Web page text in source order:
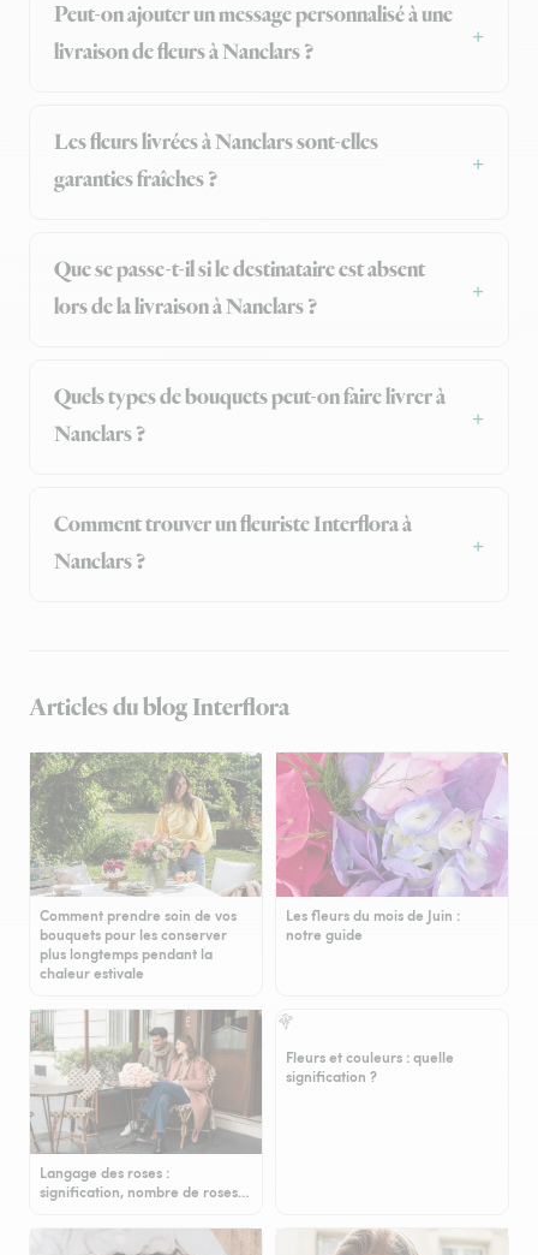
Peut-on ajouter un message personnalisé à une
livraison de fleurs à Nanclars ?
Les fleurs livrées à Nanclars sont-elles
garanties fraîches ?
Que se passe-t-il si le destinataire est absent
lors de la livraison à Nanclars ?
Quels types de bouquets peut-on faire livrer à
Nanclars ?
Comment trouver un fleuriste Interflora à
Nanclars ?
Articles du blog Interflora
Comment prendre soin de vos
bouquets pour les conserver
plus longtemps pendant la
chaleur estivale
Les fleurs du mois de Juin :
notre guide
Langage des roses :
signification, nombre de roses…
Fleurs et couleurs : quelle
signification ?